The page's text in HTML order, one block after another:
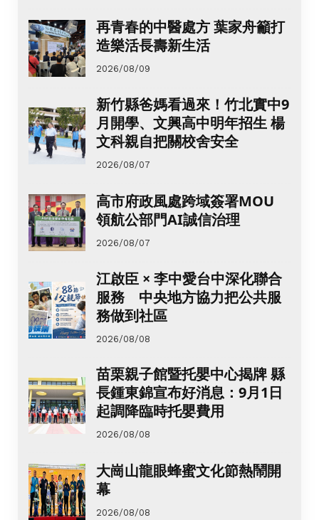
再青春的中醫處方 葉家舟籲打
造樂活長壽新生活
2026/08/09
新竹縣爸媽看過來！竹北實中9
月開學、文興高中明年招生 楊
文科親自把關校舍安全
2026/08/07
高市府政風處跨域簽署MOU
領航公部門AI誠信治理
2026/08/07
江啟臣 × 李中愛台中深化聯合
服務 中央地方協力把公共服
務做到社區
2026/08/08
苗栗親子館暨托嬰中心揭牌 縣
長鍾東錦宣布好消息：9月1日
起調降臨時托嬰費用
2026/08/08
大崗山龍眼蜂蜜文化節熱鬧開
幕
2026/08/08